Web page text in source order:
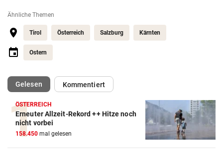
Ähnliche Themen
Tirol Österreich Salzburg Kärnten
Ostern
Gelesen(ausgewählt)Kommentiert
ÖSTERREICH
Erneuter Allzeit-Rekord ++ Hitze noch
nicht vorbei
158.450 mal gelesen